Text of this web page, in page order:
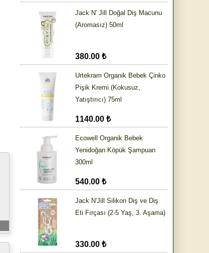
Jack N' Jill Doğal Diş Macunu
(Aromasız) 50ml
380.00 ₺
Urtekram Organik Bebek Çinko
Pişik Kremi (Kokusuz,
Yatıştırıcı) 75ml
1140.00 ₺
Ecowell Organik Bebek
Yenidoğan Köpük Şampuan
300ml
540.00 ₺
Jack N'Jill Silikon Diş ve Diş
Eti Fırçası (2-5 Yaş, 3. Aşama)
330.00 ₺